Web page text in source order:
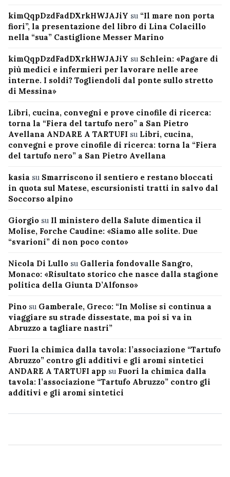
kimQqpDzdFadDXrkHWJAJiY su “Il mare non porta
fiori”, la presentazione del libro di Lina Colacillo
nella “sua” Castiglione Messer Marino
kimQqpDzdFadDXrkHWJAJiY su Schlein: «Pagare di
più medici e infermieri per lavorare nelle aree
interne. I soldi? Togliendoli dal ponte sullo stretto
di Messina»
Libri, cucina, convegni e prove cinofile di ricerca:
torna la “Fiera del tartufo nero” a San Pietro
Avellana ANDARE A TARTUFI su Libri, cucina,
convegni e prove cinofile di ricerca: torna la “Fiera
del tartufo nero” a San Pietro Avellana
kasia su Smarriscono il sentiero e restano bloccati
in quota sul Matese, escursionisti tratti in salvo dal
Soccorso alpino
Giorgio su Il ministero della Salute dimentica il
Molise, Forche Caudine: «Siamo alle solite. Due
“svarioni” di non poco conto»
Nicola Di Lullo su Galleria fondovalle Sangro,
Monaco: «Risultato storico che nasce dalla stagione
politica della Giunta D’Alfonso»
Pino su Gamberale, Greco: “In Molise si continua a
viaggiare su strade dissestate, ma poi si va in
Abruzzo a tagliare nastri”
Fuori la chimica dalla tavola: l’associazione “Tartufo
Abruzzo” contro gli additivi e gli aromi sintetici
ANDARE A TARTUFI app su Fuori la chimica dalla
tavola: l’associazione “Tartufo Abruzzo” contro gli
additivi e gli aromi sintetici